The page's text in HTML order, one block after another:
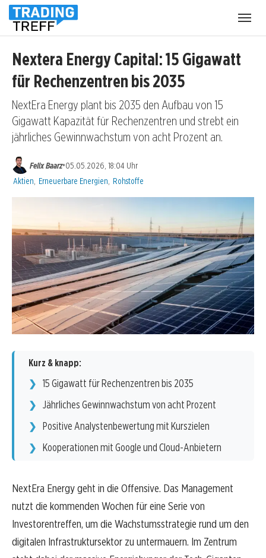
Nextera Energy Capital: 15 Gigawatt
für Rechenzentren bis 2035
NextEra Energy plant bis 2035 den Aufbau von 15
Gigawatt Kapazität für Rechenzentren und strebt ein
jährliches Gewinnwachstum von acht Prozent an.
Felix Baarz•05.05.2026, 18:04 Uhr
Kategorien:
Aktien Erneuerbare Energien Rohstoffe
Kurz & knapp:
15 Gigawatt für Rechenzentren bis 2035
Jährliches Gewinnwachstum von acht Prozent
Positive Analystenbewertung mit Kurszielen
Kooperationen mit Google und Cloud-Anbietern
NextEra Energy geht in die Offensive. Das Management
nutzt die kommenden Wochen für eine Serie von
Investorentreffen, um die Wachstumsstrategie rund um den
digitalen Infrastruktursektor zu untermauern. Im Zentrum